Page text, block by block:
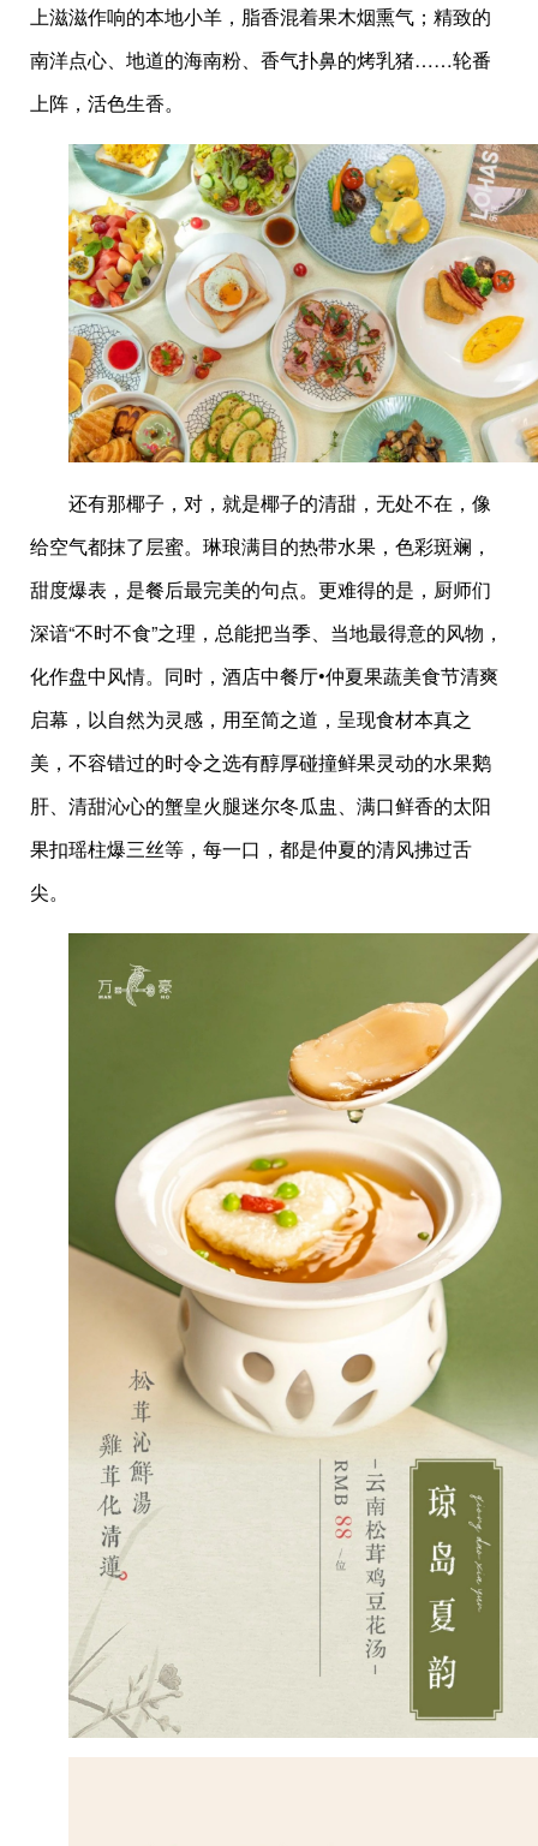
上滋滋作响的本地小羊，脂香混着果木烟熏气；精致的
南洋点心、地道的海南粉、香气扑鼻的烤乳猪……轮番
上阵，活色生香。
还有那椰子，对，就是椰子的清甜，无处不在，像
给空气都抹了层蜜。琳琅满目的热带水果，色彩斑斓，
甜度爆表，是餐后最完美的句点。更难得的是，厨师们
深谙“不时不食”之理，总能把当季、当地最得意的风物，
化作盘中风情。同时，酒店中餐厅•仲夏果蔬美食节清爽
启幕，以自然为灵感，用至简之道，呈现食材本真之
美，不容错过的时令之选有醇厚碰撞鲜果灵动的水果鹅
肝、清甜沁心的蟹皇火腿迷尔冬瓜盅、满口鲜香的太阳
果扣瑶柱爆三丝等，每一口，都是仲夏的清风拂过舌
尖。